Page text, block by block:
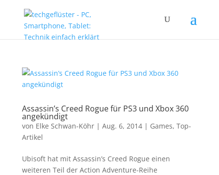
Assassin’s Creed Rogue für PS3 und Xbox 360
angekündigt
von Elke Schwan-Köhr| Aug. 6, 2014| Games, Top-
Artikel
Ubisoft hat mit Assassin’s Creed Rogue einen
weiteren Teil der Action Adventure-Reihe